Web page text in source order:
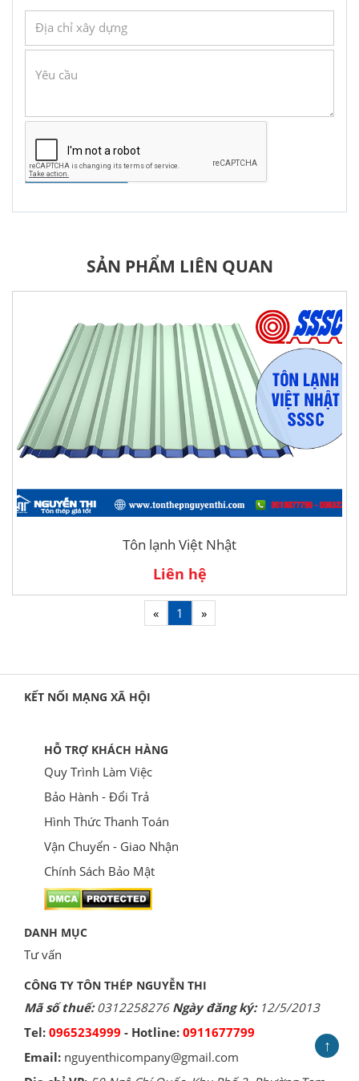
GỬI YÊU CẦU
SẢN PHẨM LIÊN QUAN
Tôn lạnh Việt Nhật
Liên hệ
« 1 »
KẾT NỐI MẠNG XÃ HỘI
HỖ TRỢ KHÁCH HÀNG
Quy Trình Làm Việc
Bảo Hành - Đổi Trả
Hình Thức Thanh Toán
Vận Chuyển - Giao Nhận
Chính Sách Bảo Mật
DANH MỤC
Tư vấn
CÔNG TY TÔN THÉP NGUYỄN THI
Mã số thuế:0312258276Ngày đăng ký: 12/5/2013
Tel: 0965234999 - Hotline: 0911677799
Email: nguyenthicompany@gmail.com
↑